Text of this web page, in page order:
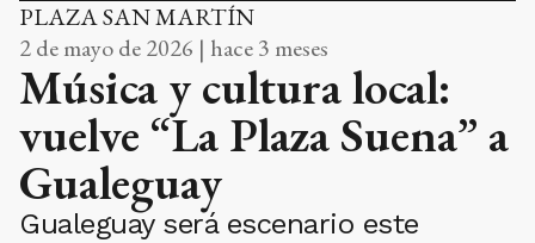
PLAZA SAN MARTÍN
2 de mayo de 2026 | hace 3 meses
Música y cultura local:
vuelve “La Plaza Suena” a
Gualeguay
Gualeguay será escenario este